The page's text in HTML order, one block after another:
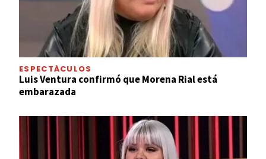
ESPECTÁCULOS
Luis Ventura confirmó que Morena Rial está
embarazada